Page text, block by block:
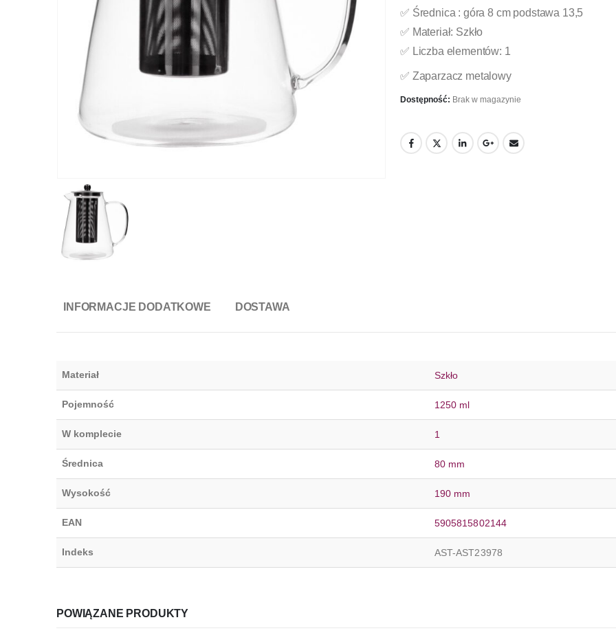
✅ Średnica : góra 8 cm podstawa 13,5
✅ Materiał: Szkło
✅ Liczba elementów: 1
✅ Zaparzacz metalowy
Dostępność: Brak w magazynie
INFORMACJE DODATKOWE DOSTAWA
Materiał Szkło
Pojemność 1250 ml
W komplecie 1
Średnica 80 mm
Wysokość 190 mm
EAN 5905815802144
Indeks AST-AST23978
POWIĄZANE PRODUKTY